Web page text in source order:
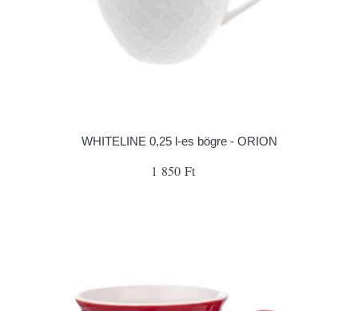
WHITELINE 0,25 l-es bögre - ORION
1 850 Ft